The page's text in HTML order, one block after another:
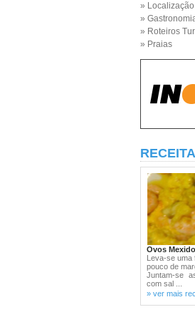
» Localização
»
» Roteiros
» Praias
RECEITA
Ovos
Leva-se uma
pouco de
Juntam-se
com sal ...
» ver mais